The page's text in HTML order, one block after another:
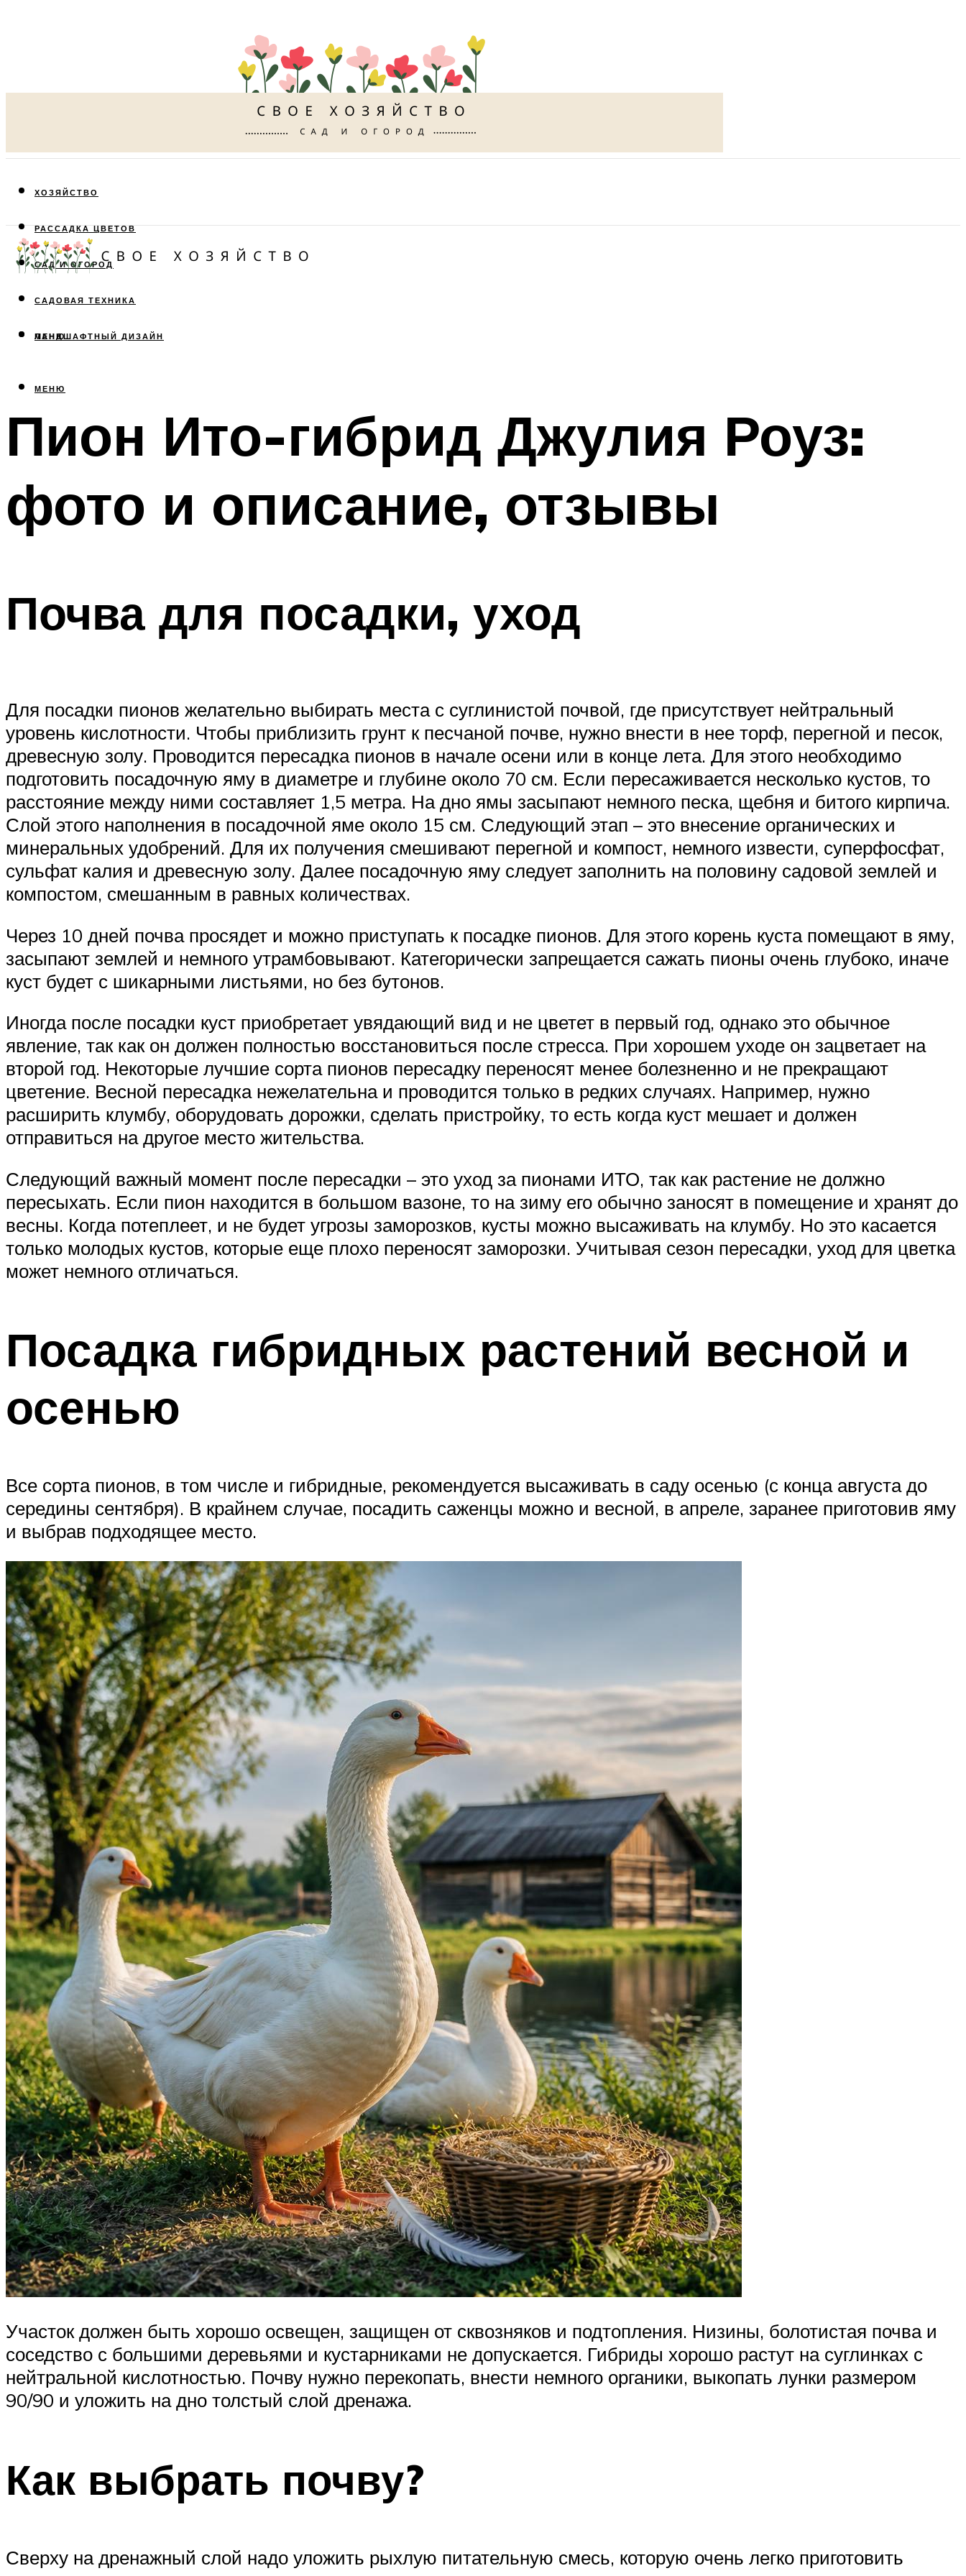
ХОЗЯЙСТВО
РАССАДКА ЦВЕТОВ
САД И ОГОРОД
САДОВАЯ ТЕХНИКА
ЛАНДШАФТНЫЙ ДИЗАЙН
МЕНЮ
МЕНЮ
Пион Ито-гибрид Джулия Роуз:
фото и описание, отзывы
Почва для посадки, уход
Для посадки пионов желательно выбирать места с суглинистой почвой, где присутствует нейтральный
уровень кислотности. Чтобы приблизить грунт к песчаной почве, нужно внести в нее торф, перегной и песок,
древесную золу. Проводится пересадка пионов в начале осени или в конце лета. Для этого необходимо
подготовить посадочную яму в диаметре и глубине около 70 см. Если пересаживается несколько кустов, то
расстояние между ними составляет 1,5 метра. На дно ямы засыпают немного песка, щебня и битого кирпича.
Слой этого наполнения в посадочной яме около 15 см. Следующий этап – это внесение органических и
минеральных удобрений. Для их получения смешивают перегной и компост, немного извести, суперфосфат,
сульфат калия и древесную золу. Далее посадочную яму следует заполнить на половину садовой землей и
компостом, смешанным в равных количествах.
Через 10 дней почва просядет и можно приступать к посадке пионов. Для этого корень куста помещают в яму,
засыпают землей и немного утрамбовывают. Категорически запрещается сажать пионы очень глубоко, иначе
куст будет с шикарными листьями, но без бутонов.
Иногда после посадки куст приобретает увядающий вид и не цветет в первый год, однако это обычное
явление, так как он должен полностью восстановиться после стресса. При хорошем уходе он зацветает на
второй год. Некоторые лучшие сорта пионов пересадку переносят менее болезненно и не прекращают
цветение. Весной пересадка нежелательна и проводится только в редких случаях. Например, нужно
расширить клумбу, оборудовать дорожки, сделать пристройку, то есть когда куст мешает и должен
отправиться на другое место жительства.
Следующий важный момент после пересадки – это уход за пионами ИТО, так как растение не должно
пересыхать. Если пион находится в большом вазоне, то на зиму его обычно заносят в помещение и хранят до
весны. Когда потеплеет, и не будет угрозы заморозков, кусты можно высаживать на клумбу. Но это касается
только молодых кустов, которые еще плохо переносят заморозки. Учитывая сезон пересадки, уход для цветка
может немного отличаться.
Посадка гибридных растений весной и
осенью
Все сорта пионов, в том числе и гибридные, рекомендуется высаживать в саду осенью (с конца августа до
середины сентября). В крайнем случае, посадить саженцы можно и весной, в апреле, заранее приготовив яму
и выбрав подходящее место.
Участок должен быть хорошо освещен, защищен от сквозняков и подтопления. Низины, болотистая почва и
соседство с большими деревьями и кустарниками не допускается. Гибриды хорошо растут на суглинках с
нейтральной кислотностью. Почву нужно перекопать, внести немного органики, выкопать лунки размером
90/90 и уложить на дно толстый слой дренажа.
Как выбрать почву?
Сверху на дренажный слой надо уложить рыхлую питательную смесь, которую очень легко приготовить